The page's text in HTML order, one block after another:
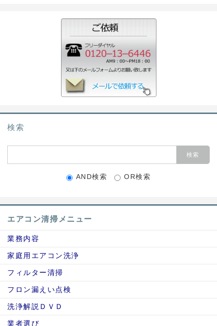
検索
AND検索 OR検索
エアコン清掃メニュー
業務内容
家庭用エアコン洗浄
フィルター清掃
フロン漏えい点検
洗浄解説ＤＶＤ
業者選び